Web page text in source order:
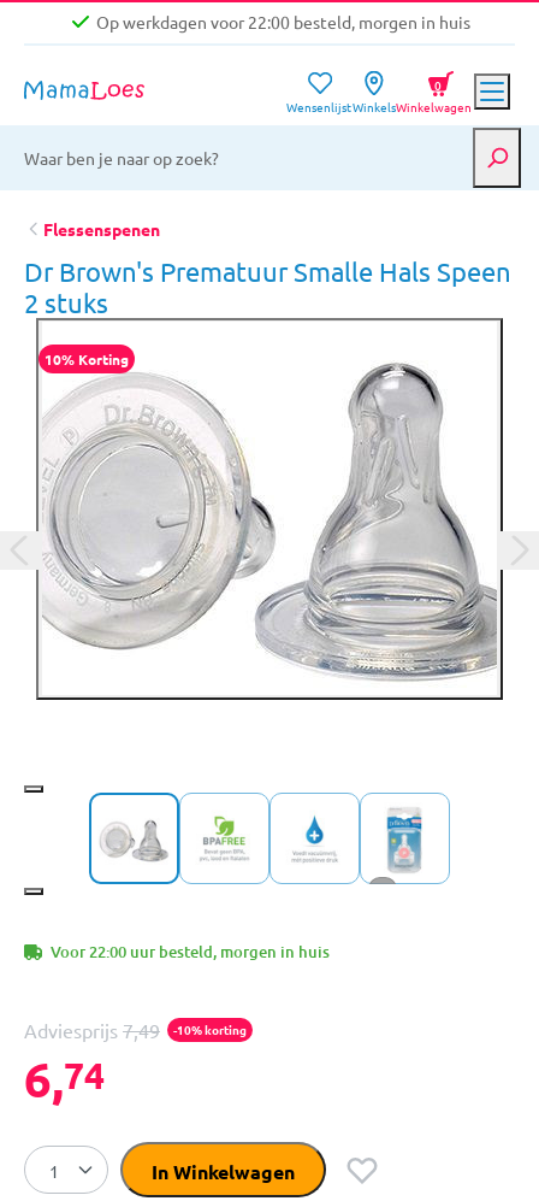
Op werkdagen voor 22:00 besteld, morgen in huis
Gratis verzending vanaf €39,-
Op werkdagen voor 22:00 besteld, morgen in huis
WensenlijstWinkelsWinkelwagen
0
Flessenspenen
Dr Brown's Prematuur Smalle Hals Speen
2 stuks
10% Korting
+1
Voor 22:00 uur besteld, morgen in huis
Adviesprijs 7,49 -10% korting
6,74
In Winkelwagen